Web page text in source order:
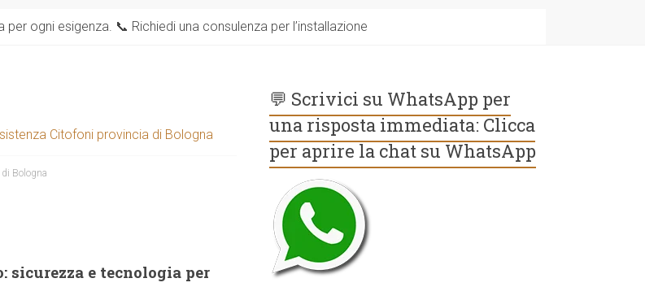
ogni esigenza. 📞 Richiedi una consulenza per l’installazione
Citofoni provincia di Bologna
Bologna
sicurezza e tecnologia per
💬 Scrivici su WhatsApp per
una risposta immediata: Clicca
per aprire la chat su WhatsApp